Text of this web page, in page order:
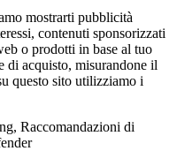
mostrarti pubblicità
contenuti sponsorizzati
o prodotti in base al tuo
di acquisto, misurandone il
questo sito utilizziamo i
Raccomandazioni di